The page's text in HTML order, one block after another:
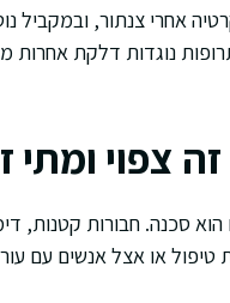
שאני נותן: אדם בן 65 נוטל קרטיה
נוגדות דלקת אחרות
צפוי ומתי
סכנה. חבורות קטנות,
טיפול או אצל אנשים עם